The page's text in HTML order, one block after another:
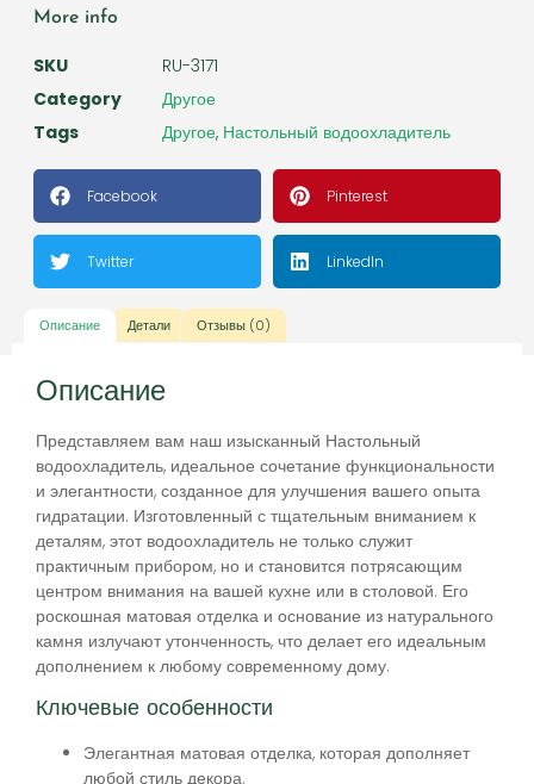
More info
SKU
RU-3171
Category
Другое
Tags
Другое, Настольный водоохладитель
Facebook Pinterest
Twitter LinkedIn
Описание Детали Отзывы (0)
Описание
Представляем вам наш изысканный Настольный
водоохладитель, идеальное сочетание функциональности
и элегантности, созданное для улучшения вашего опыта
гидратации. Изготовленный с тщательным вниманием к
деталям, этот водоохладитель не только служит
практичным прибором, но и становится потрясающим
центром внимания на вашей кухне или в столовой. Его
роскошная матовая отделка и основание из натурального
камня излучают утонченность, что делает его идеальным
дополнением к любому современному дому.
Ключевые особенности
Элегантная матовая отделка, которая дополняет
любой стиль декора.